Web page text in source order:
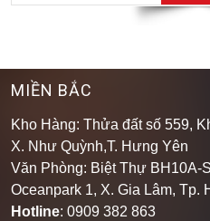
MIỀN BẮC
Kho Hàng: Thửa đất số 559,
X. Như Quỳnh,T. Hưng Yên
Văn Phòng: Biệt Thự BH10A-
Oceanpark 1, X. Gia Lâm, Tp.
Hotline: 0909 382 863